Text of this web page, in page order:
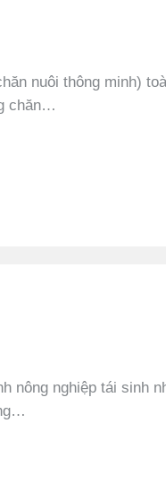
nuôi thông minh)
chăn…
nông nghiệp tái sinh